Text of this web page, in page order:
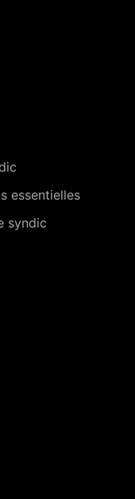
essentielles
syndic